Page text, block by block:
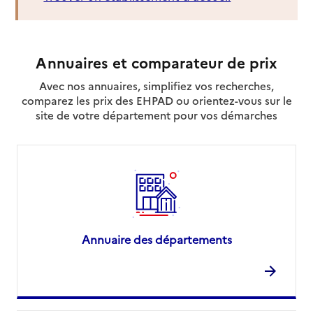
Annuaires et comparateur de prix
Avec nos annuaires, simplifiez vos recherches,
comparez les prix des EHPAD ou orientez-vous sur le
site de votre département pour vos démarches
Annuaire des départements